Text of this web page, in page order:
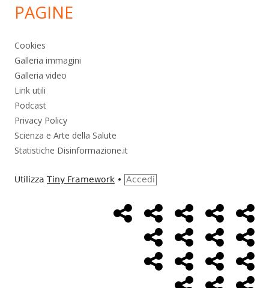
PAGINE
Cookies
Galleria immagini
Galleria video
Link utili
Podcast
Privacy Policy
Scienza e Arte della Salute
Statistiche Disinformazione.it
Utilizza Tiny Framework • Accedi
MenùHome
Page
Alimentazione
AmbienteBambini
Cancro ControlloEconomia
FarmaciMassoneriaNWO
Salute Storia